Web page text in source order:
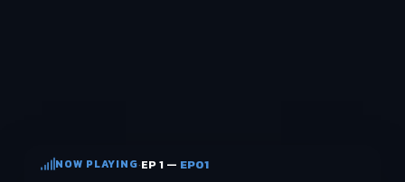
NOW PLAYING·EP 1 — EP01